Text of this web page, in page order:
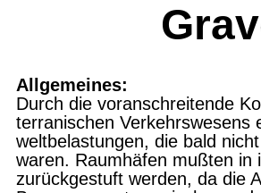
Allgemeines:
Durch die voranschreitende
terranischen Verkehrswesens
weltbelastungen, die bald
waren. Raumhäfen mußten in
zurückgestuft werden, da die